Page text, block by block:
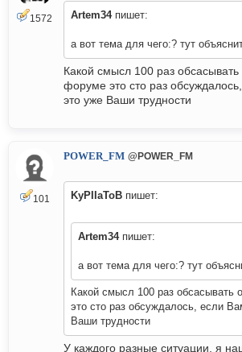
1572 Artem34пишет:
а вот тема для чего:? тут
Какой смысл 100 раз
форуме это сто раз
это уже Ваши трудности
101
POWER_FM @POWER_FM
KyPIIaToB пишет:
Artem34пишет:
а вот тема для чего:? тут
Какой смысл 100 раз
это сто раз обсуждалось, если
Ваши трудности
У каждого разные ситуации, я